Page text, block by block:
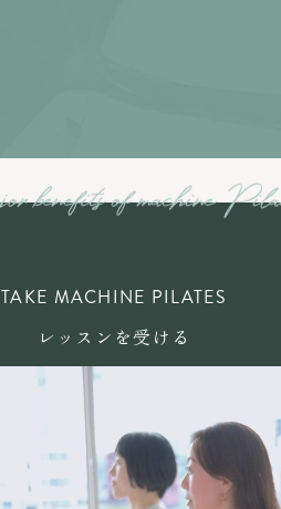
TAKE MACHINE PILATES
レッスンを受ける